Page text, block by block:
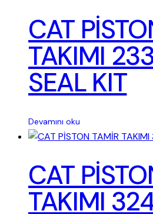
CAT
TAKIMI
SEAL KIT
Devamını oku
CAT
TAKIMI